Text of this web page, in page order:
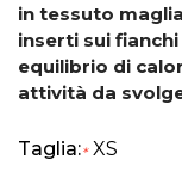
in tessuto
inserti sui
equilibrio di
attività da
Taglia:* XS